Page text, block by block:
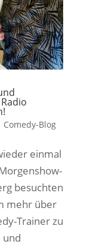
Comedy-Blog
einmal
besuchten
mehr über
Trainer zu
und